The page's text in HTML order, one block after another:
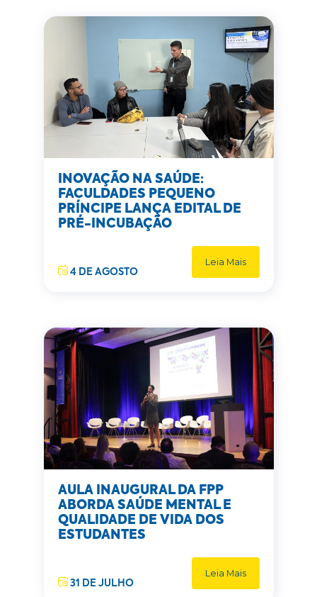
INOVAÇÃO NA SAÚDE:
FACULDADES PEQUENO
PRÍNCIPE LANÇA EDITAL DE
PRÉ-INCUBAÇÃO
4 DE AGOSTO
Leia Mais
AULA INAUGURAL DA FPP
ABORDA SAÚDE MENTAL E
QUALIDADE DE VIDA DOS
ESTUDANTES
31 DE JULHO
Leia Mais